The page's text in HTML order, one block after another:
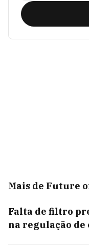
Mais de Future
Falta de filtro
na regulação